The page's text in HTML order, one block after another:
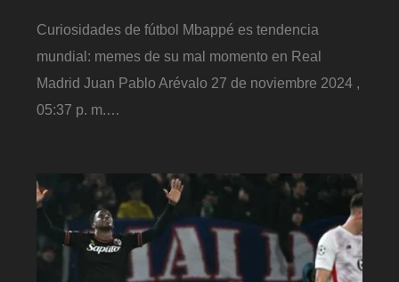
Curiosidades de fútbol Mbappé es tendencia
mundial: memes de su mal momento en Real
Madrid Juan Pablo Arévalo 27 de noviembre 2024 ,
05:37 p. m.…